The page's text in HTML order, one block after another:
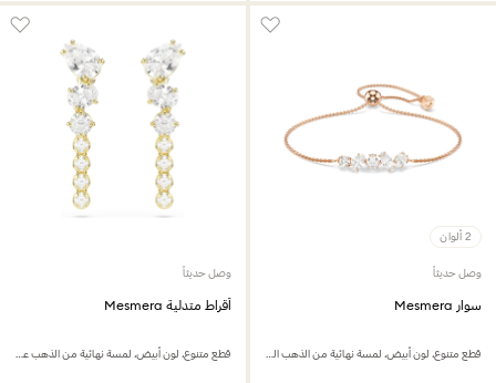
2 ألوان
وصل حديثاً
سوار Mesmera
قطع متنوع، لون أبيض، لمسة نهائية من الذهب الوردي عيار 18 قيراط
وصل حديثاً
أقراط متدلية Mesmera
قطع متنوع، لون أبيض، لمسة نهائية من الذهب عيار 18 قيراط